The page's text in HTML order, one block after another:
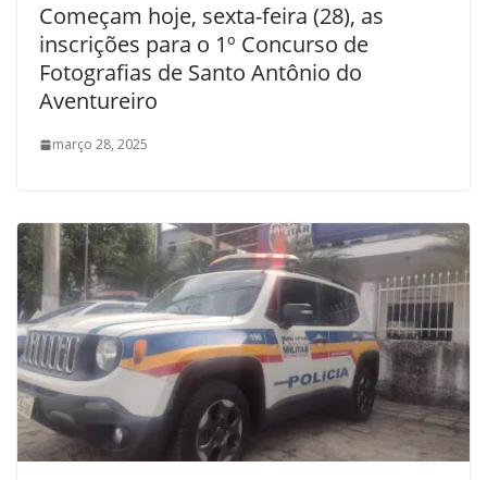
Começam hoje, sexta-feira (28), as
inscrições para o 1º Concurso de
Fotografias de Santo Antônio do
Aventureiro
março 28, 2025